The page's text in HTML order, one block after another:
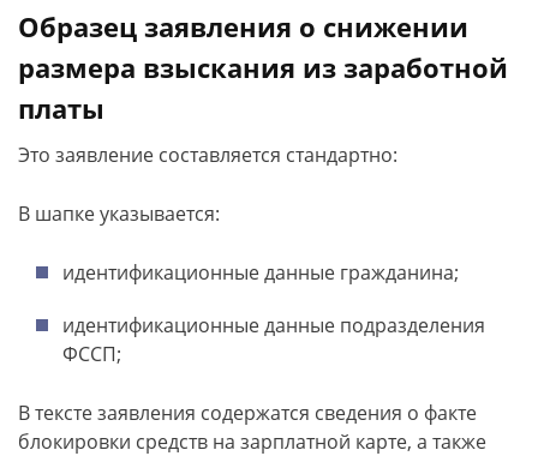
Образец заявления о снижении
размера взыскания из заработной
платы
Это заявление составляется стандартно:
В шапке указывается:
идентификационные данные гражданина;
идентификационные данные подразделения
ФССП;
В тексте заявления содержатся сведения о факте
блокировки средств на зарплатной карте, а также